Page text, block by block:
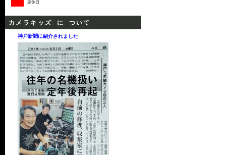
定休日
カメラキッズ に ついて
神戸新聞に紹介されました